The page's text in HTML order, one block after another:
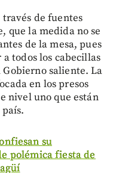
de fuentes
que la medida no se
de la mesa, pues
todos los cabecillas
saliente. La
en los presos
nivel uno que están
su
polémica fiesta de